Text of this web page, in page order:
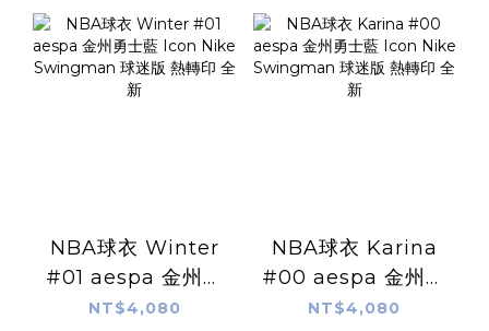
NBA球衣 Winter
#01 aespa 金州勇
士藍 Icon Nike
NT$4,080
NBA球衣 Karina
#00 aespa 金州勇
士藍 Icon Nike
NT$4,080